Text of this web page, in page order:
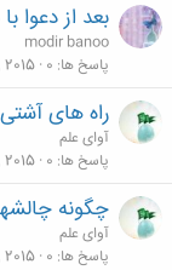
بعد از دعوا
modir banoo
پاسخ ها 0
راه های
آوای علم
پاسخ ها 0
2015
چگونه
آوای علم
پاسخ ها 0